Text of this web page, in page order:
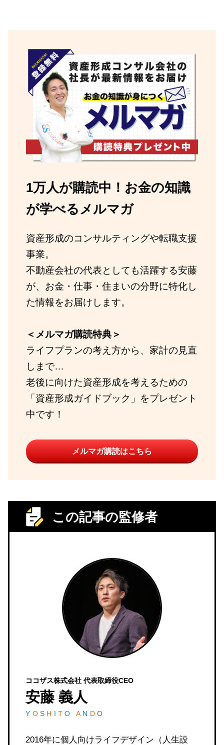
1万人が購読中！お金の知識
が学べるメルマガ
資産形成のコンサルティングや転職支援
事業。
不動産会社の代表としても活躍する安藤
が、お金・仕事・住まいの分野に特化し
た情報をお届けします。
＜メルマガ購読特典＞
ライフプランの考え方から、家計の見直
しまで…
老後に向けた資産形成を考えるための
「資産形成ガイドブック」をプレゼント
中です！
メルマガ購読はこちら
この記事の監修者
ココザス株式会社 代表取締役CEO
安藤 義人
Y OS H ITO A N D O
2016年に個人向けライフデザイン（人生設